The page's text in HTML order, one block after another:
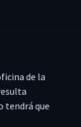
de la
tendrá que